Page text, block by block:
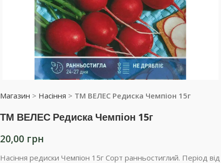
Магазин > Насіння > ТМ ВЕЛЕС Редиска Чемпіон 15г
ТМ ВЕЛЕС Редиска Чемпіон 15г
20,00 грн
Насіння редиски Чемпіон 15г Сорт ранньостиглий. Період від